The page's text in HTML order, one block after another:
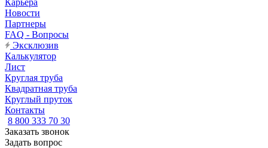
Новости
Партнеры
FAQ - Вопросы
Эксклюзив
Калькулятор
Лист
Круглая труба
Квадратная труба
Круглый пруток
Контакты
8 800 333 70 30
Заказать звонок
Задать вопрос